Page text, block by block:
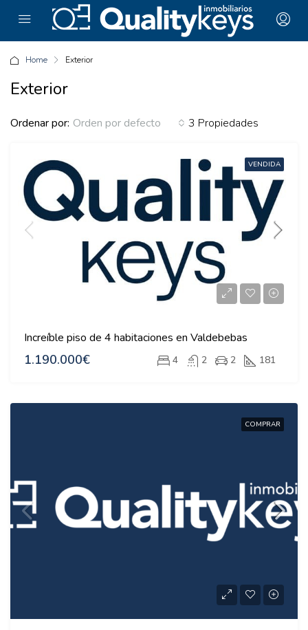
Home Exterior
Exterior
3 Propiedades
Ordenar por: Orden por defecto
VENDIDA
Increíble piso de 4 habitaciones en Valdebebas
1.190.000€ 4 2 2 181
COMPRAR